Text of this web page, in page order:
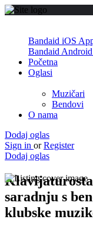
Bandaid iOS
Bandaid
Početna
Oglasi
Muzičari
Bendovi
O nama
Dodaj oglas
Sign in or Register
Dodaj oglas
Klavijaturosta
saradnju s
klubske